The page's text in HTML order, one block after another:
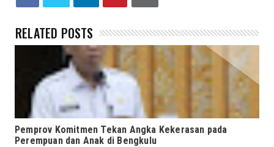
RELATED POSTS
Pemprov Komitmen Tekan Angka Kekerasan pada
Perempuan dan Anak di Bengkulu